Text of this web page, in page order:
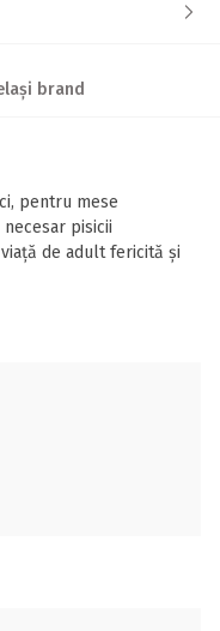
brand
pentru mese
pisicii
de adult fericită și